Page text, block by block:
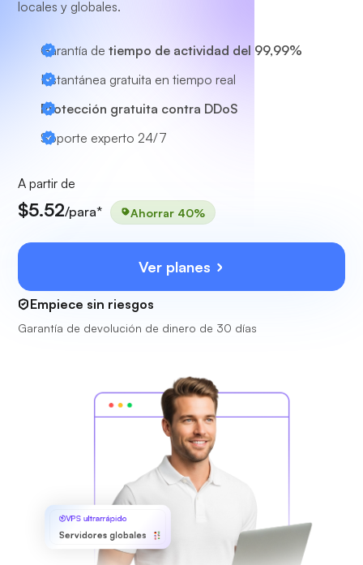
locales y globales.
Garantía de tiempo de actividad del 99,99%
Instantánea gratuita en tiempo real
Protección gratuita contra DDoS
Soporte experto 24/7
A partir de
$5.52/para* Ahorrar 40%
Ver planes
Empiece sin riesgos
Garantía de devolución de dinero de 30 días
VPS ultrarrápido
Servidores globales